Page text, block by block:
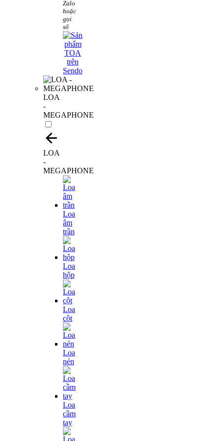
Zalo
hoặc
gọi
số
LOA
-
MEGAPHONE
LOA
-
MEGAPHONE
Loa
âm
trần
Loa
hộp
Loa
cột
Loa
nén
Loa
cầm
tay